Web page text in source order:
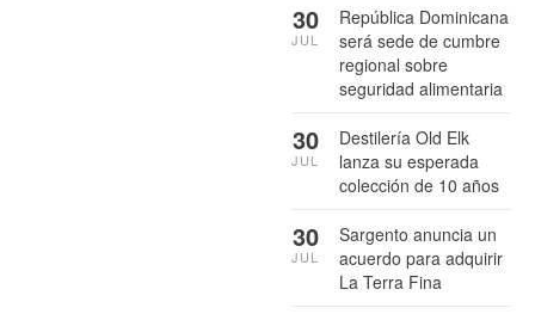
República Dominicana
será sede de cumbre
regional sobre
seguridad alimentaria
30
JUL
Destilería Old Elk
lanza su esperada
colección de 10 años
30
JUL
Sargento anuncia un
acuerdo para adquirir
La Terra Fina
30
JUL